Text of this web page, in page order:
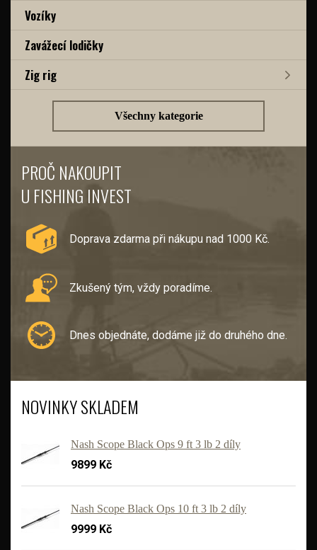
Vozíky
Zavážecí lodičky
Zig rig
Všechny kategorie
PROČ NAKOUPIT
U FISHING INVEST
Doprava zdarma při nákupu nad 1000 Kč.
Zkušený tým, vždy poradíme.
Dnes objednáte, dodáme již do druhého dne.
NOVINKY SKLADEM
Nash Scope Black Ops 9 ft 3 lb 2 díly
9899 Kč
Nash Scope Black Ops 10 ft 3 lb 2 díly
9999 Kč